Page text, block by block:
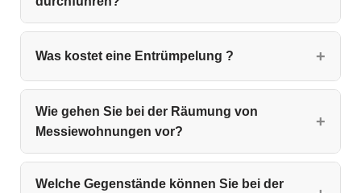
Was kostet eine Entrümpelung ?
Wie gehen Sie bei der Räumung von
Messiewohnungen vor?
Welche Gegenstände können Sie bei der